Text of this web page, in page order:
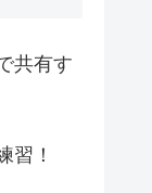
共有す
習！